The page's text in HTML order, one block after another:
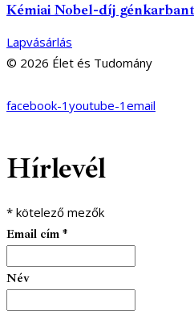
Kémiai Nobel-díj
Lapvásárlás
© 2026 Élet és Tudomány
facebook-1 youtube-1 email
Hírlevél
* kötelező mezők
Email cím *
Név